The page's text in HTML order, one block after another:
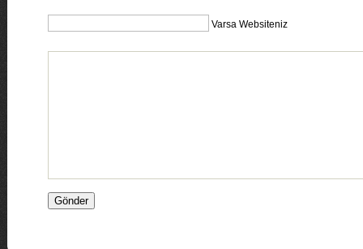
Varsa Websiteniz